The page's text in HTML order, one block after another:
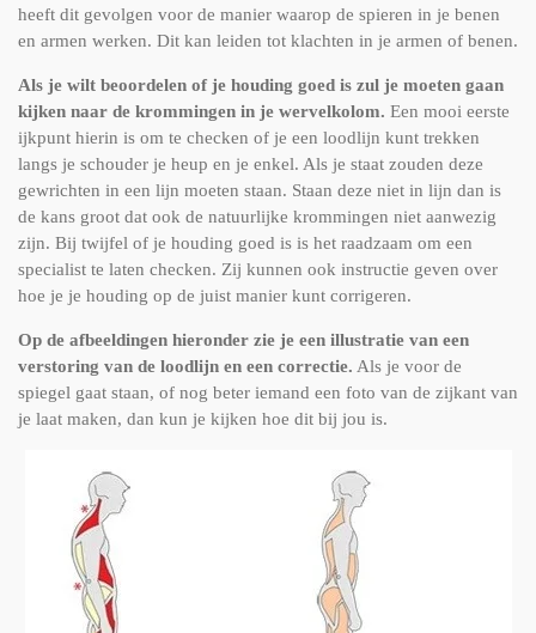
heeft dit gevolgen voor de manier waarop de spieren in je benen
en armen werken. Dit kan leiden tot klachten in je armen of benen.
Als je wilt beoordelen of je houding goed is zul je moeten gaan
kijken naar de krommingen in je wervelkolom. Een mooi eerste
ijkpunt hierin is om te checken of je een loodlijn kunt trekken
langs je schouder je heup en je enkel. Als je staat zouden deze
gewrichten in een lijn moeten staan. Staan deze niet in lijn dan is
de kans groot dat ook de natuurlijke krommingen niet aanwezig
zijn. Bij twijfel of je houding goed is is het raadzaam om een
specialist te laten checken. Zij kunnen ook instructie geven over
hoe je je houding op de juist manier kunt corrigeren.
Op de afbeeldingen hieronder zie je een illustratie van een
verstoring van de loodlijn en een correctie. Als je voor de
spiegel gaat staan, of nog beter iemand een foto van de zijkant van
je laat maken, dan kun je kijken hoe dit bij jou is.